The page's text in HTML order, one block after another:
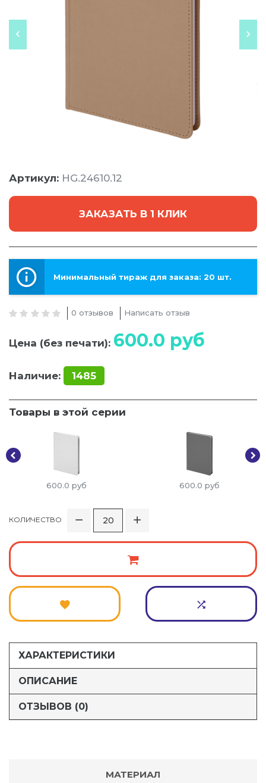
Артикул: HG.24610.12
ЗАКАЗАТЬ В 1 КЛИК
Минимальный тираж для заказа: 20 шт.
0 отзывов Написать отзыв
Цена (без печати): 600.0 руб
Наличие: 1485
Товары в этой серии
600.0 руб 600.0 руб
КОЛИЧЕСТВО
ХАРАКТЕРИСТИКИ
ОПИСАНИЕ
ОТЗЫВОВ (0)
МАТЕРИАЛ